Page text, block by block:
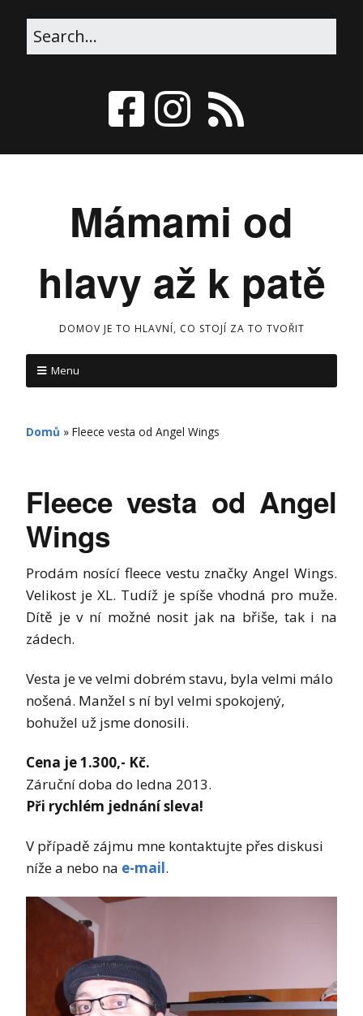
Mámami od
hlavy až k patě
DOMOV JE TO HLAVNÍ, CO STOJÍ ZA TO TVOŘIT
Menu
Domů » Fleece vesta od Angel Wings
Fleece vesta od Angel
Wings
Prodám nosící fleece vestu značky Angel Wings.
Velikost je XL. Tudíž je spíše vhodná pro muže.
Dítě je v ní možné nosit jak na břiše, tak i na
zádech.
Vesta je ve velmi dobrém stavu, byla velmi málo
nošená. Manžel s ní byl velmi spokojený,
bohužel už jsme donosili.
Cena je 1.300,- Kč.
Záruční doba do ledna 2013.
Při rychlém jednání sleva!
V případě zájmu mne kontaktujte přes diskusi
níže a nebo na e-mail.